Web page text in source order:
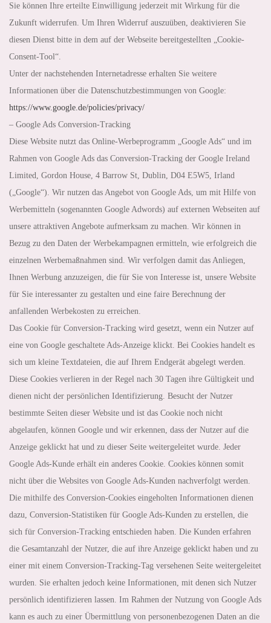
Sie können Ihre erteilte Einwilligung jederzeit mit Wirkung für die
Zukunft widerrufen. Um Ihren Widerruf auszuüben, deaktivieren Sie
diesen Dienst bitte in dem auf der Webseite bereitgestellten „Cookie-
Consent-Tool“.
Unter der nachstehenden Internetadresse erhalten Sie weitere
Informationen über die Datenschutzbestimmungen von Google:
https://www.google.de/policies/privacy/
– Google Ads Conversion-Tracking
Diese Website nutzt das Online-Werbeprogramm „Google Ads“ und im
Rahmen von Google Ads das Conversion-Tracking der Google Ireland
Limited, Gordon House, 4 Barrow St, Dublin, D04 E5W5, Irland
(„Google“). Wir nutzen das Angebot von Google Ads, um mit Hilfe von
Werbemitteln (sogenannten Google Adwords) auf externen Webseiten auf
unsere attraktiven Angebote aufmerksam zu machen. Wir können in
Bezug zu den Daten der Werbekampagnen ermitteln, wie erfolgreich die
einzelnen Werbemaßnahmen sind. Wir verfolgen damit das Anliegen,
Ihnen Werbung anzuzeigen, die für Sie von Interesse ist, unsere Website
für Sie interessanter zu gestalten und eine faire Berechnung der
anfallenden Werbekosten zu erreichen.
Das Cookie für Conversion-Tracking wird gesetzt, wenn ein Nutzer auf
eine von Google geschaltete Ads-Anzeige klickt. Bei Cookies handelt es
sich um kleine Textdateien, die auf Ihrem Endgerät abgelegt werden.
Diese Cookies verlieren in der Regel nach 30 Tagen ihre Gültigkeit und
dienen nicht der persönlichen Identifizierung. Besucht der Nutzer
bestimmte Seiten dieser Website und ist das Cookie noch nicht
abgelaufen, können Google und wir erkennen, dass der Nutzer auf die
Anzeige geklickt hat und zu dieser Seite weitergeleitet wurde. Jeder
Google Ads-Kunde erhält ein anderes Cookie. Cookies können somit
nicht über die Websites von Google Ads-Kunden nachverfolgt werden.
Die mithilfe des Conversion-Cookies eingeholten Informationen dienen
dazu, Conversion-Statistiken für Google Ads-Kunden zu erstellen, die
sich für Conversion-Tracking entschieden haben. Die Kunden erfahren
die Gesamtanzahl der Nutzer, die auf ihre Anzeige geklickt haben und zu
einer mit einem Conversion-Tracking-Tag versehenen Seite weitergeleitet
wurden. Sie erhalten jedoch keine Informationen, mit denen sich Nutzer
persönlich identifizieren lassen. Im Rahmen der Nutzung von Google Ads
kann es auch zu einer Übermittlung von personenbezogenen Daten an die